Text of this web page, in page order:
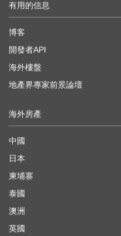
有用的信息
博客
開發者API
海外樓盤
地產界專家前景論壇
海外房產
中國
日本
柬埔寨
泰國
澳洲
英國